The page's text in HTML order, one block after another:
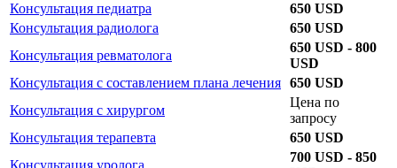
Консультация педиатра
650 USD
Консультация радиолога
650 USD
Консультация ревматолога
650 USD - 800
USD
Консультация с составлением плана лечения 650 USD
Консультация с хирургом
Цена по
запросу
Консультация терапевта
650 USD
700 USD - 850